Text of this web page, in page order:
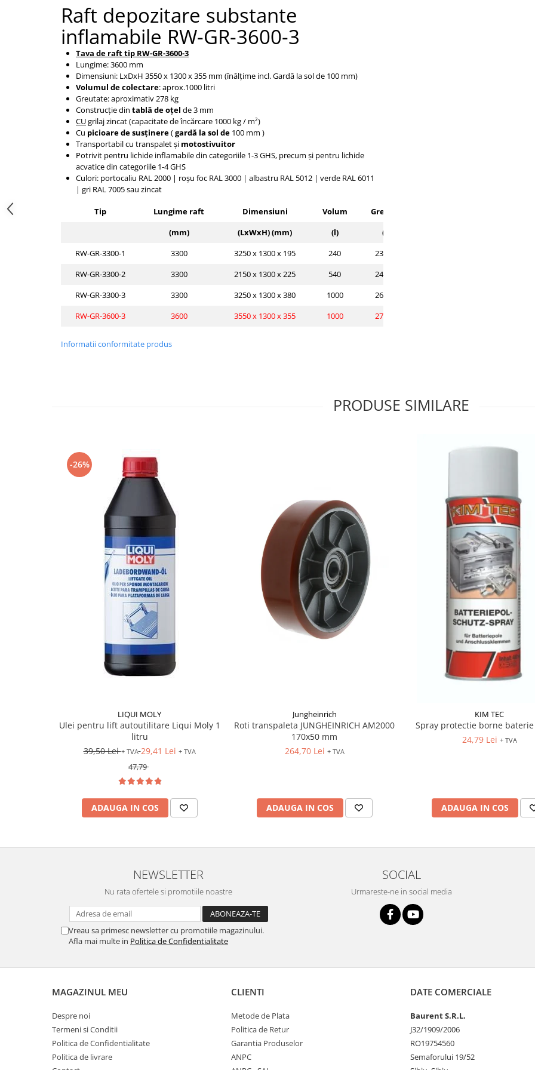
Carucior butoi 200 L
Ulei pentru compresor
Automatizarea productiei
Curatenie
Pozitionere de sudura
Instalatii de rotire
Tip SKM - pentru span
Tip 3S cu basculare pe 3 laturi
Tip SK – model Heavy-Duty
Tip BK – basculare prin rulare
Tip GU / GU-E - compacte
Tip SGU - pentru span
Tip MGU - Minicontainer
Tip SMGU - mini pentru span
Tip RD - cu capac rotund
Tip BKC - de mare capacitate
Tip DUO / TRIO
Tip NK - mecanism foarfeca
Prelungitoare furci stivuitor
Tip SB - cu bază rabatabilă
Translator stivuitor
Raft depozitare substante
inflamabile RW-GR-3600-3
Tava de raft tip RW-GR-3600-3
Lungime: 3600 mm
Dimensiuni: LxDxH 3550 x 1300 x 355 mm (înălțime incl. Gardă la sol de 100 mm)
Volumul de colectare: aprox.1000 litri
Greutate: aproximativ 278 kg
Construcție din tablă de oțel de 3 mm
CUgrilaj zincat (capacitate de încărcare 1000 kg / m²)
Cu picioare de susținere(gardă la sol de 100 mm )
Transportabil cu transpaletși motostivuitor
Potrivit pentru lichide inflamabile din categoriile 1-3 GHS, precum și pentru lichide
acvatice din categoriile 1-4 GHS
Culori: portocaliu RAL 2000 | roșu foc RAL 3000 | albastru RAL 5012 | verde RAL 6011
| gri RAL 7005 sau zincat
Tip Lungime raft Dimensiuni Volum
Greutate
(mm)
(LxWxH) (mm) (l)
(kg)
RW-GR-3300-1
3300 3250 x 1300 x 195 240
232/244
RW-GR-3300-2
3300 2150 x 1300 x 225 540
247/261
RW-GR-3300-3
3300 3250 x 1300 x 380 1000
265/280
RW-GR-3600-3
3600 3550 x 1300 x 355 1000 278/294
Informatii conformitate produs
PRODUSE SIMILARE
-26%
LIQUI MOLY
Ulei pentru lift autoutilitare Liqui Moly 1
litru
39,50 Lei+ TVA 29,41 Lei + TVA
47,79
ADAUGA IN COS
Jungheinrich
Roti transpaleta JUNGHEINRICH AM2000
170x50 mm
264,70 Lei + TVA
ADAUGA IN COS
KIM TEC
Spray protectie borne
24,79 Lei + TVA
ADAUGA IN COS
NEWSLETTER
Nu rata ofertele si promotiile noastre
Vreau sa primesc newsletter cu promotiile magazinului.
Afla mai multe in Politica de Confidentialitate
SOCIAL
Urmareste-ne in social media
MAGAZINUL MEU
Despre noi
Termeni si Conditii
Politica de Confidentialitate
Politica de livrare
CLIENTI
Metode de Plata
Politica de Retur
Garantia Produselor
ANPC
DATE COMERCIALE
Baurent S.R.L.
J32/1909/2006
RO19754560
Semaforului 19/52